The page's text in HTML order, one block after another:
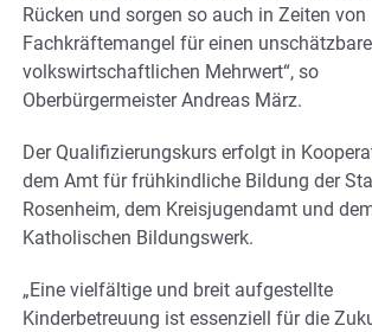
Rücken und sorgen so auch in Zeiten von
Fachkräftemangel für einen
volkswirtschaftlichen Mehrwert“, so
Oberbürgermeister Andreas März.
Der Qualifizierungskurs erfolgt in
dem Amt für frühkindliche Bildung der
Rosenheim, dem Kreisjugendamt und
Katholischen Bildungswerk.
„Eine vielfältige und breit aufgestellte
Kinderbetreuung ist essenziell für die